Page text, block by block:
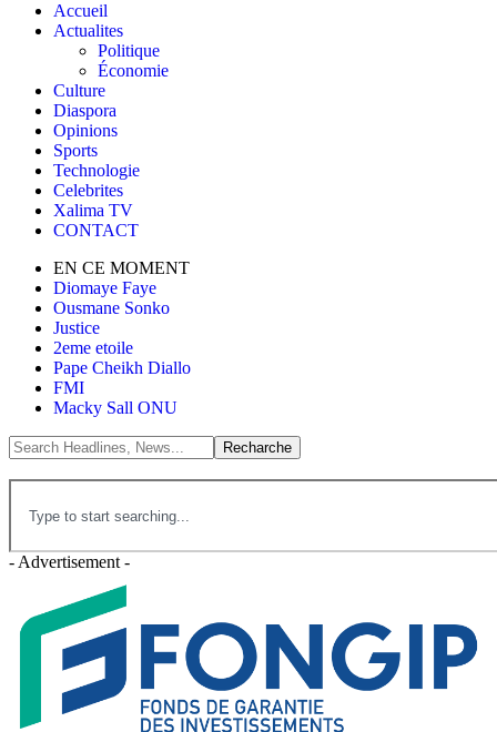
Accueil
Actualites
Politique
Économie
Culture
Diaspora
Opinions
Sports
Technologie
Celebrites
Xalima TV
CONTACT
EN CE MOMENT
Diomaye Faye
Ousmane Sonko
Justice
2eme etoile
Pape Cheikh Diallo
FMI
Macky Sall ONU
- Advertisement -